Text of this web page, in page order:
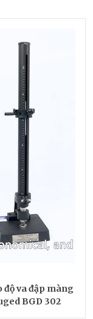
độ va đập màng
BGD 302